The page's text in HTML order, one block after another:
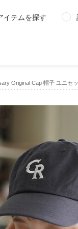
イテムを探す
Original Cap 帽子 ユニセ